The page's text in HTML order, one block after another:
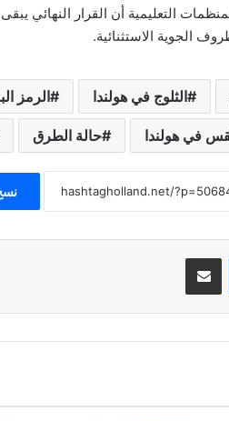
التعليمية أن القرار النهائي
الجوية الاستثنائية.
الثلوج في هولندا الرمز
في هولندا حالة الطرق
ماسنجر مشاركة عبر البريد